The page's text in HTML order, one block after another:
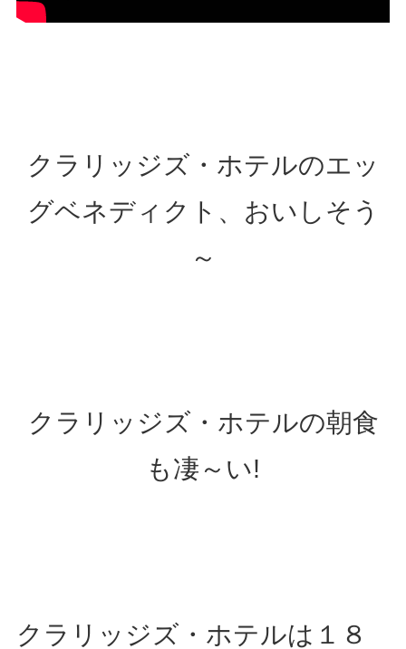
クラリッジズ・ホテルのエッ
グベネディクト、おいしそう
～
クラリッジズ・ホテルの朝食
も凄～い!
クラリッジズ・ホテルは１８